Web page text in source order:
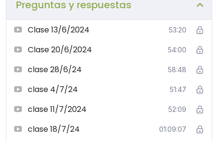
Preguntas y respuestas
Clase 13/6/2024 53:20
Clase 20/6/2024 54:00
clase 28/6/24 58:48
clase 4/7/24 51:47
clase 11/7/2024 52:09
clase 18/7/24 01:09:07